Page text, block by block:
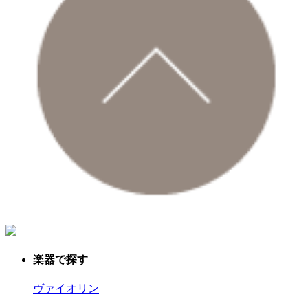
楽器で探す
ヴァイオリン